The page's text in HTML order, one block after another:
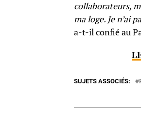
collaborateurs,
ma loge. Je n’ai
a-t-il confié au
SUJETS ASSOCIÉS: